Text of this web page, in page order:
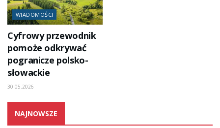
WIADOMOŚCI
Cyfrowy przewodnik
pomoże odkrywać
pogranicze polsko-
słowackie
30.05.2026
NAJNOWSZE